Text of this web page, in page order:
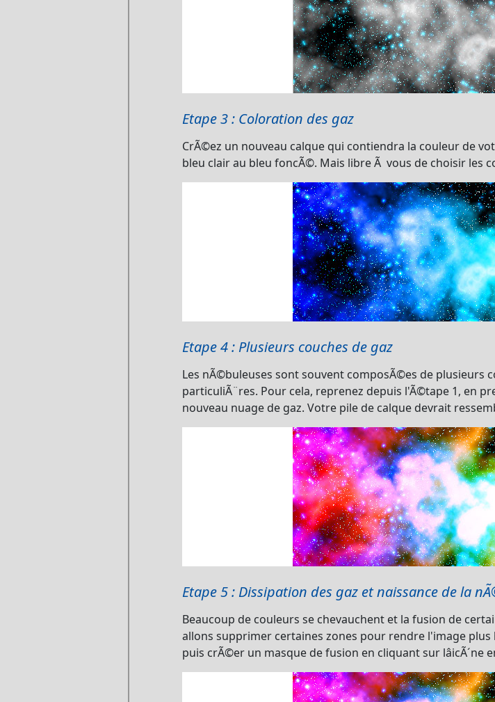
Etape 3 : Coloration des gaz
CrÃ©ez un nouveau calque qui contiendra la couleur de
bleu clair au bleu foncÃ©. Mais libre Ã vous de choisir les
Etape 4 : Plusieurs couches de gaz
Les nÃ©buleuses sont souvent composÃ©es de plusieurs
particuliÃ¨res. Pour cela, reprenez depuis l'Ã©tape 1, en
nouveau nuage de gaz. Votre pile de calque devrait
Etape 5 : Dissipation des gaz et naissance de la
Beaucoup de couleurs se chevauchent et la fusion de
allons supprimer certaines zones pour rendre l'image
puis crÃ©er un masque de fusion en cliquant sur lâicÃ´ne